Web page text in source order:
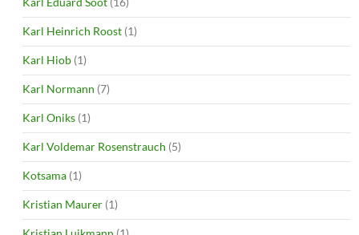
Karl Heinrich Roost (1)
Karl Hiob (1)
Karl Normann (7)
Karl Oniks (1)
Karl Voldemar Rosenstrauch (5)
Kotsama (1)
Kristian Maurer (1)